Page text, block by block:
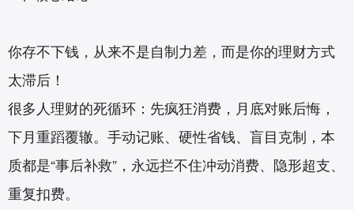
你存不下钱，从来不是自制力差，而是你的理财方式
太滞后！
很多人理财的死循环：先疯狂消费，月底对账后悔，
下月重蹈覆辙。手动记账、硬性省钱、盲目克制，本
质都是“事后补救”，永远拦不住冲动消费、隐形超支、
重复扣费。